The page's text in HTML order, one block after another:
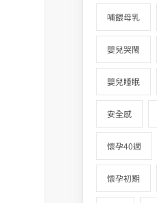
哺餵母乳
嬰兒哭鬧
嬰兒睡眠
安全感
懷孕40週
懷孕初期